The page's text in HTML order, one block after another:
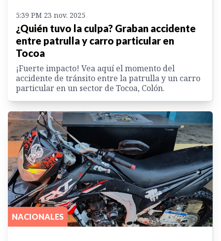
5:39 PM 23 nov. 2025
¿Quién tuvo la culpa? Graban accidente
entre patrulla y carro particular en
Tocoa
¡Fuerte impacto! Vea aquí el momento del
accidente de tránsito entre la patrulla y un carro
particular en un sector de Tocoa, Colón.
NACIONALES